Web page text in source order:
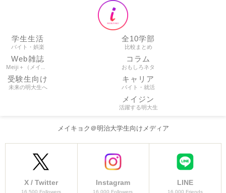
学生生活
バイト・娯楽
全10学部
比較まとめ
Web雑誌
Meiji＋（メイプラ）
コラム
おもしろネタ
受験生向け
未来の明大生へ
キャリア
バイト・就活
メイジン
活躍する明大生
メイキョク＠明治大学生向けメディア
X / Twitter
16,500 Followers
Instagram
16,000 Followers
LINE
16,000 Friends